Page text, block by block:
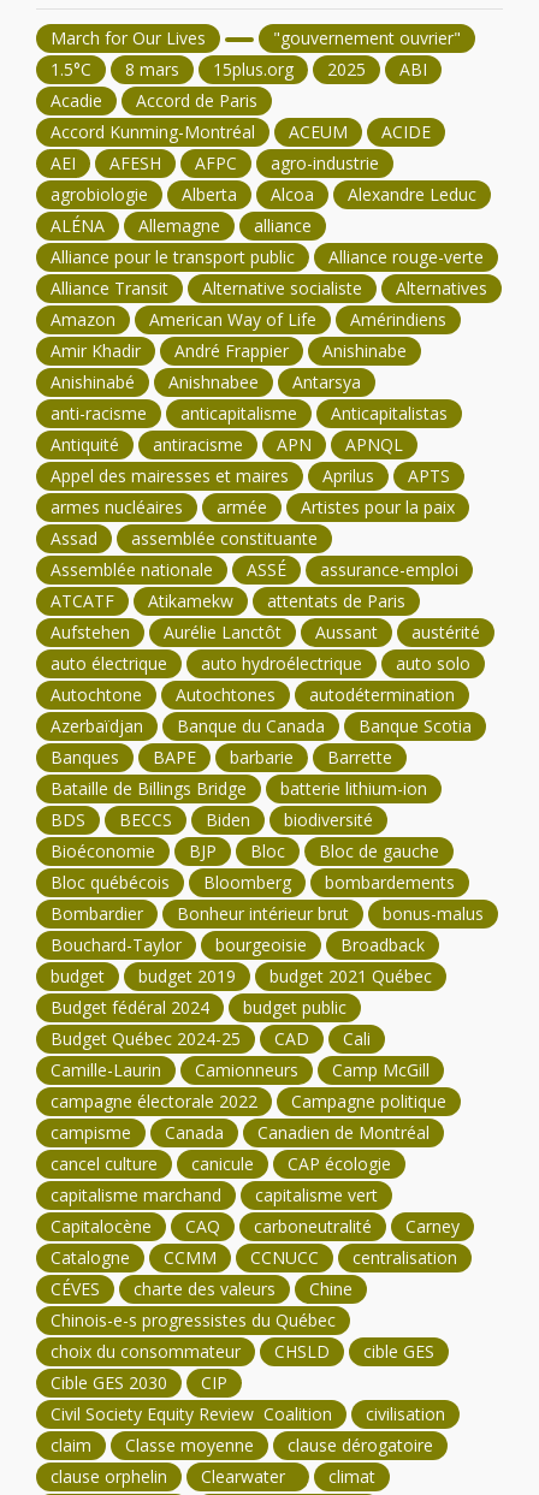
March for Our Lives
"gouvernement ouvrier"
1.5°C
8 mars 15plus.org 2025
ABI
Acadie
Accord de Paris
Accord Kunming-Montréal
ACEUM
ACIDE
AEI
AFESH AFPC
agro-industrie
agrobiologie
Alberta Alcoa
Alexandre Leduc
ALÉNA
Allemagne
alliance
Alliance pour le transport public
Alliance rouge-verte
Alliance Transit
Alternative socialiste
Alternatives
Amazon
American Way of Life
Amérindiens
Amir Khadir
André Frappier
Anishinabe
Anishinabé
Anishnabee
Antarsya
anti-racisme
anticapitalisme
Anticapitalistas
Antiquité
antiracisme APN
APNQL
Appel des mairesses et maires
Aprilus
APTS
armes nucléaires
armée
Artistes pour la paix
Assad
assemblée constituante
Assemblée nationale
ASSÉ
assurance-emploi
ATCATF
Atikamekw
attentats de Paris
Aufstehen
Aurélie Lanctôt Aussant
austérité
auto électrique
auto hydroélectrique
auto solo
Autochtone
Autochtones
autodétermination
Azerbaïdjan
Banque du Canada
Banque Scotia
Banques
BAPE barbarie
Barrette
Bataille de Billings Bridge
batterie lithium-ion
BDS
BECCS Biden
biodiversité
Bioéconomie
BJP Bloc
Bloc de gauche
Bloc québécois
Bloomberg
bombardements
Bombardier
Bonheur intérieur brut
bonus-malus
Bouchard-Taylor
bourgeoisie
Broadback
budget
budget 2019
budget 2021 Québec
Budget fédéral 2024
budget public
Budget Québec 2024-25
CAD
Cali
Camille-Laurin
Camionneurs
Camp McGill
campagne électorale 2022
Campagne politique
campisme
Canada
Canadien de Montréal
cancel culture
canicule
CAP écologie
capitalisme marchand
capitalisme vert
Capitalocène
CAQ carboneutralité
Carney
Catalogne
CCMM CCNUCC
centralisation
CÉVES
charte des valeurs
Chine
Chinois-e-s progressistes du Québec
choix du consommateur
CHSLD
cible GES
Cible GES 2030
CIP
Civil Society Equity Review Coalition
civilisation
claim
Classe moyenne
clause dérogatoire
clause orphelin
Clearwater climat